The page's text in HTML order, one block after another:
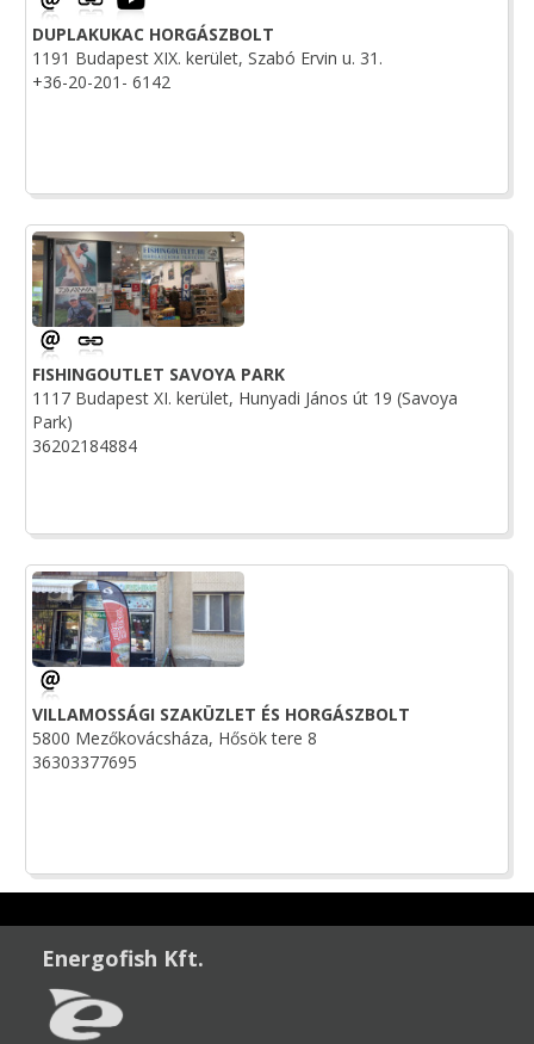
DUPLAKUKAC HORGÁSZBOLT
1191 Budapest XIX. kerület, Szabó Ervin u. 31.
+36-20-201- 6142
FISHINGOUTLET SAVOYA PARK
1117 Budapest XI. kerület, Hunyadi János út 19 (Savoya
Park)
36202184884
VILLAMOSSÁGI SZAKÜZLET ÉS HORGÁSZBOLT
5800 Mezőkovácsháza, Hősök tere 8
36303377695
Energofish Kft.